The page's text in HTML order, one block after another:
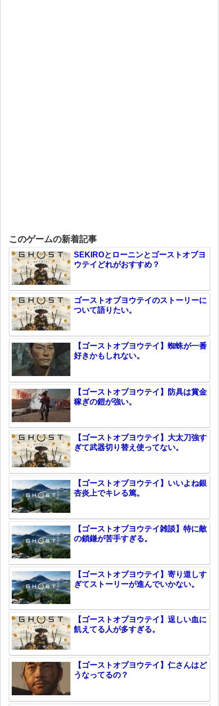
このゲームの新着記事
SEKIROとローニンとゴーストオブヨ
ウテイどれがおすすめ？
ゴーストオブヨウテイのストーリーに
ついて語りたい。
【ゴーストオブヨウテイ】蜘蛛が一番
好きかもしれない。
【ゴーストオブヨウテイ】防具は賞金
稼ぎの鎧が強い。
【ゴーストオブヨウテイ】大太刀強す
ぎて武器切り替え使ってない。
【ゴーストオブヨウテイ】いいよね銀
杏炎上でキレる篤。
【ゴーストオブヨウテイ雑談】特に敵
の鎖鎌が苦手すぎる。
【ゴーストオブヨウテイ】寄り道しす
ぎてストーリーが進んでいかない。
【ゴーストオブヨウテイ】逞しい血に
飢えてる人が多すぎる。
【ゴーストオブヨウテイ】仁さんはど
うなってるの？